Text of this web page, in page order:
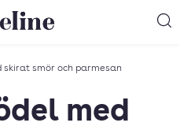
startsida
skirat smör och parmesan
med